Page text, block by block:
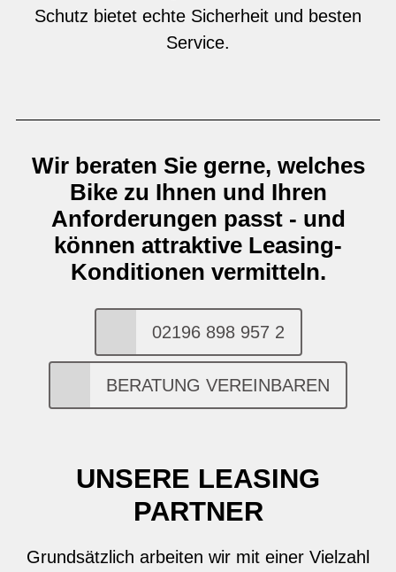
Schutz bietet echte Sicherheit und besten
Service.
Wir beraten Sie gerne, welches
Bike zu Ihnen und Ihren
Anforderungen passt - und
können attraktive Leasing-
Konditionen vermitteln.
02196 898 957 2
BERATUNG VEREINBAREN
UNSERE LEASING
PARTNER
Grundsätzlich arbeiten wir mit einer Vielzahl